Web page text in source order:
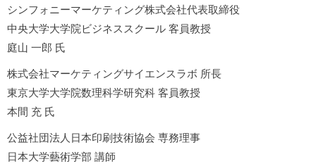
シンフォニーマーケティング株式会社代表取締役
中央大学大学院ビジネススクール 客員教授
庭山 一郎 氏
株式会社マーケティングサイエンスラボ 所長
東京大学大学院数理科学研究科 客員教授
本間 充 氏
公益社団法人日本印刷技術協会 専務理事
日本大学藝術学部 講師